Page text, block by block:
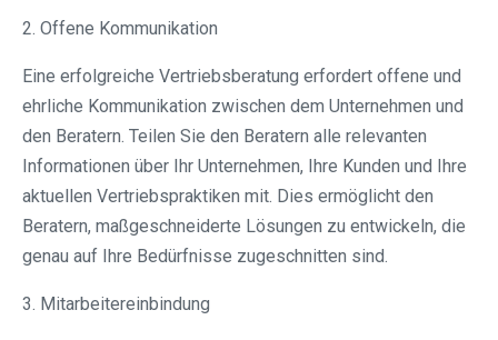
2. Offene Kommunikation
Eine erfolgreiche Vertriebsberatung erfordert offene und
ehrliche Kommunikation zwischen dem Unternehmen und
den Beratern. Teilen Sie den Beratern alle relevanten
Informationen über Ihr Unternehmen, Ihre Kunden und Ihre
aktuellen Vertriebspraktiken mit. Dies ermöglicht den
Beratern, maßgeschneiderte Lösungen zu entwickeln, die
genau auf Ihre Bedürfnisse zugeschnitten sind.
3. Mitarbeitereinbindung